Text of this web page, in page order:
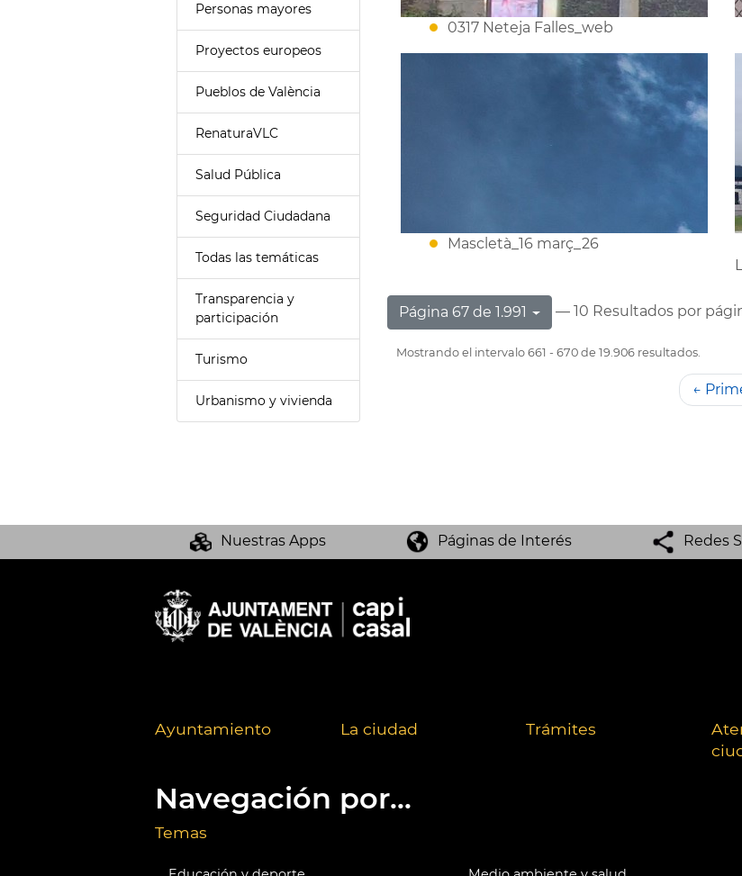
Personas mayores
Proyectos europeos
Pueblos de València
RenaturaVLC
Salud Pública
Seguridad Ciudadana
Todas las temáticas
Transparencia y
participación
Turismo
Urbanismo y vivienda
0317 Neteja Falles_web
Mascletà_16 març_26
Página 67 de 1.991 — 10 Resultados por
Mostrando el intervalo 661 - 670 de 19.906 resultados.
←
Nuestras Apps Páginas de Interés Redes
Ayuntamiento La ciudad Trámites
Navegación por...
Temas